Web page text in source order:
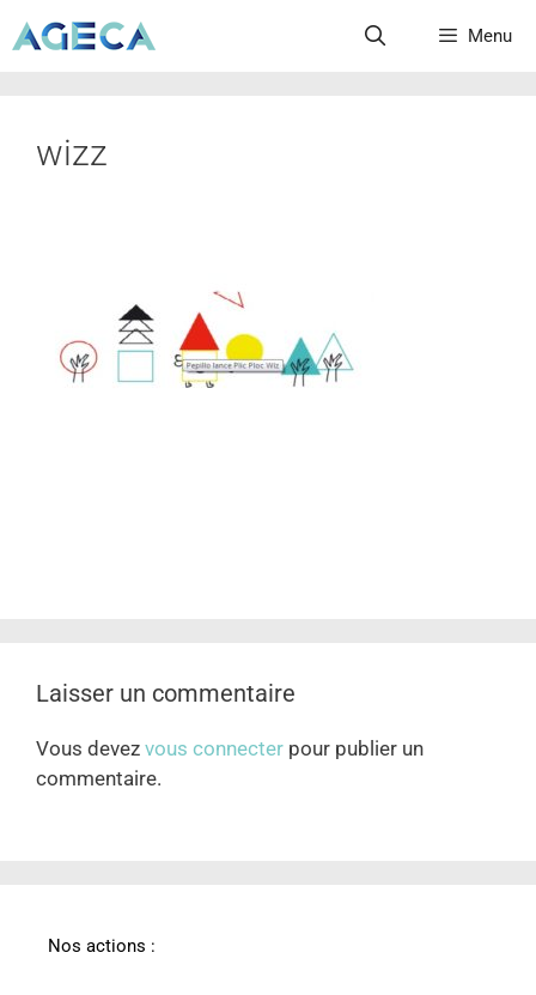
Menu
wizz
Laisser un commentaire
Vous devez vous connecter pour publier un
commentaire.
Nos actions :